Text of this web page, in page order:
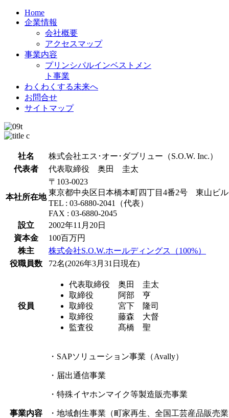
Home
企業情報
会社概要
アクセスマップ
事業内容
プリンシパルインベストメン
ト事業
わくわくする未来へ
お問合せ
サイトマップ
社名
株式会社エス･オー･ダブリュー（S.O.W. Inc.）
代表者
代表取締役 奥田 圭太
本社所在地
〒103-0023
東京都中央区日本橋本町四丁目4番2号 東山ビル
TEL : 03-6880-2041（代表）
FAX : 03-6880-2045
設立
2002年11月20日
資本金
100百万円
株主
株式会社S.O.W.ホールディングス（100%）
役職員数
72名(2026年3月31日現在)
役員
代表取締役 奥田 圭太
取締役 阿部 亨
取締役 宮下 隆司
取締役 藤森 大督
監査役 髙橋 聖
事業内容
・SAPソリューション事業（Avally）
・届出通信事業
・特殊イヤホンマイク等製造販売事業
・地域創生事業（町家再生、全国工芸産品販売